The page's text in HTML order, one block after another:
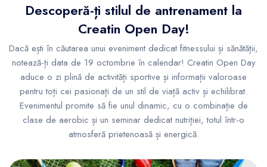
Descoperă-ți stilul de antrenament la
Creatin Open Day!
Dacă ești în căutarea unui eveniment dedicat fitnessului și sănătății,
notează-ți data de 19 octombrie în calendar! Creatin Open Day
aduce o zi plină de activități sportive și informații valoroase
pentru toți cei pasionați de un stil de viață activ și echilibrat.
Evenimentul promite să fie unul dinamic, cu o combinație de
clase de aerobic și un seminar dedicat nutriției, totul într-o
atmosferă prietenoasă și energică.